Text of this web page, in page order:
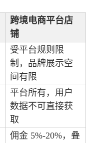
跨境电商平台店
铺
受平台规则限
制，品牌展示空
间有限
平台所有，用户
数据不可直接获
取
佣金 5%-20%，叠